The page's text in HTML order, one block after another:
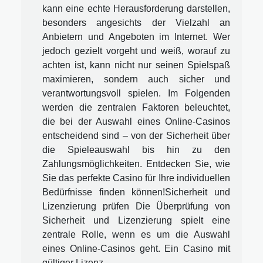
kann eine echte Herausforderung darstellen,
besonders angesichts der Vielzahl an
Anbietern und Angeboten im Internet. Wer
jedoch gezielt vorgeht und weiß, worauf zu
achten ist, kann nicht nur seinen Spielspaß
maximieren, sondern auch sicher und
verantwortungsvoll spielen. Im Folgenden
werden die zentralen Faktoren beleuchtet,
die bei der Auswahl eines Online-Casinos
entscheidend sind – von der Sicherheit über
die Spieleauswahl bis hin zu den
Zahlungsmöglichkeiten. Entdecken Sie, wie
Sie das perfekte Casino für Ihre individuellen
Bedürfnisse finden können!Sicherheit und
Lizenzierung prüfen Die Überprüfung von
Sicherheit und Lizenzierung spielt eine
zentrale Rolle, wenn es um die Auswahl
eines Online-Casinos geht. Ein Casino mit